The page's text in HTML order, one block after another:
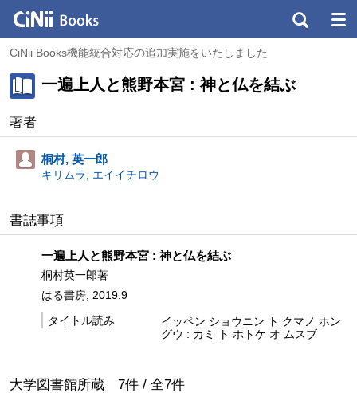
CiNii Books機能統合対応の追加実施をいたしました
一遍上人と熊野本宮 : 神と仏を結ぶ
著者
桐村, 英一郎
キリムラ, エイイチロウ
書誌事項
一遍上人と熊野本宮 : 神と仏を結ぶ
桐村英一郎著
はる書房, 2019.9
タイトル読み
イッペン ショウニン ト クマノ ホン
グウ : カミ ト ホトケ オ ムスブ
大学図書館所蔵 7件 / 全7件